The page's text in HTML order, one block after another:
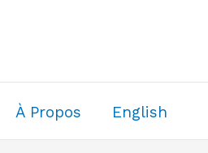
À Propos English